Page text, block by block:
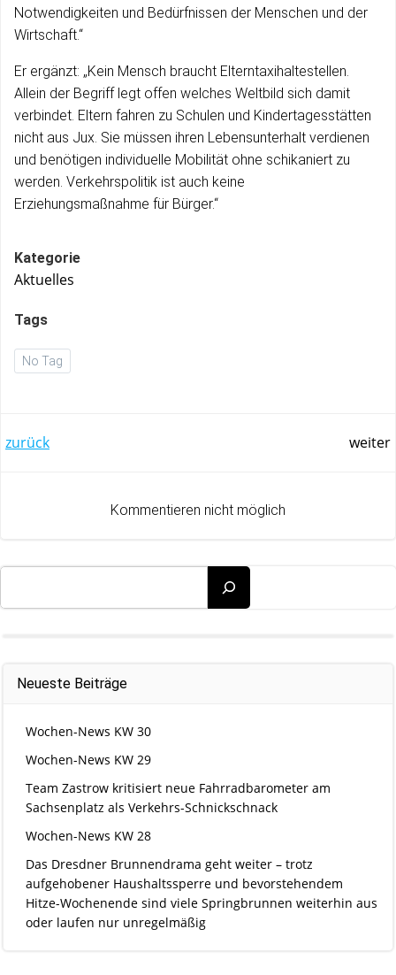
Notwendigkeiten und Bedürfnissen der Menschen und der
Wirtschaft.“
Er ergänzt: „Kein Mensch braucht Elterntaxihaltestellen.
Allein der Begriff legt offen welches Weltbild sich damit
verbindet. Eltern fahren zu Schulen und Kindertagesstätten
nicht aus Jux. Sie müssen ihren Lebensunterhalt verdienen
und benötigen individuelle Mobilität ohne schikaniert zu
werden. Verkehrspolitik ist auch keine
Erziehungsmaßnahme für Bürger.“
Kategorie
Aktuelles
Tags
No Tag
Post
navigation
zurück
navigation
weiter
Kommentieren nicht möglich
Neueste Beiträge
Wochen-News KW 30
Wochen-News KW 29
Team Zastrow kritisiert neue Fahrradbarometer am
Sachsenplatz als Verkehrs-Schnickschnack
Wochen-News KW 28
Das Dresdner Brunnendrama geht weiter – trotz
aufgehobener Haushaltssperre und bevorstehendem
Hitze-Wochenende sind viele Springbrunnen weiterhin aus
oder laufen nur unregelmäßig